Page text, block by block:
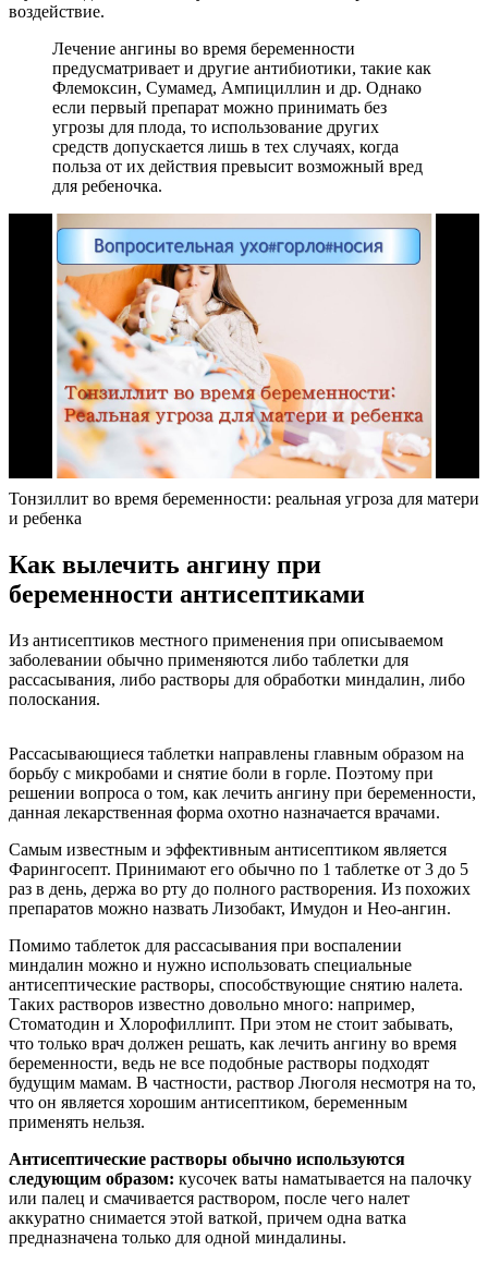
воздействие.
Лечение ангины во время беременности
предусматривает и другие антибиотики, такие как
Флемоксин, Сумамед, Ампициллин и др. Однако
если первый препарат можно принимать без
угрозы для плода, то использование других
средств допускается лишь в тех случаях, когда
польза от их действия превысит возможный вред
для ребеночка.
Тонзиллит во время беременности: реальная угроза для матери
и ребенка
Как вылечить ангину при
беременности антисептиками
Из антисептиков местного применения при описываемом
заболевании обычно применяются либо таблетки для
рассасывания, либо растворы для обработки миндалин, либо
полоскания.
Рассасывающиеся таблетки направлены главным образом на
борьбу с микробами и снятие боли в горле. Поэтому при
решении вопроса о том, как лечить ангину при беременности,
данная лекарственная форма охотно назначается врачами.
Самым известным и эффективным антисептиком является
Фарингосепт. Принимают его обычно по 1 таблетке от 3 до 5
раз в день, держа во рту до полного растворения. Из похожих
препаратов можно назвать Лизобакт, Имудон и Нео-ангин.
Помимо таблеток для рассасывания при воспалении
миндалин можно и нужно использовать специальные
антисептические растворы, способствующие снятию налета.
Таких растворов известно довольно много: например,
Стоматодин и Хлорофиллипт. При этом не стоит забывать,
что только врач должен решать, как лечить ангину во время
беременности, ведь не все подобные растворы подходят
будущим мамам. В частности, раствор Люголя несмотря на то,
что он является хорошим антисептиком, беременным
применять нельзя.
Антисептические растворы обычно используются
следующим образом: кусочек ваты наматывается на палочку
или палец и смачивается раствором, после чего налет
аккуратно снимается этой ваткой, причем одна ватка
предназначена только для одной миндалины.